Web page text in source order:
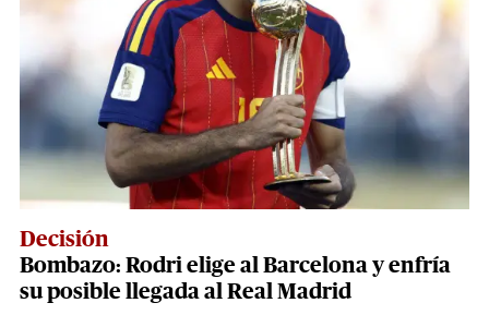
Decisión
Bombazo: Rodri elige al Barcelona y enfría
su posible llegada al Real Madrid